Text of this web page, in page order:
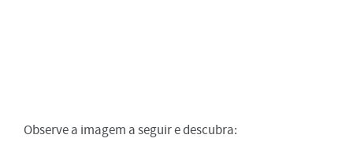
Observe a imagem a seguir e descubra: